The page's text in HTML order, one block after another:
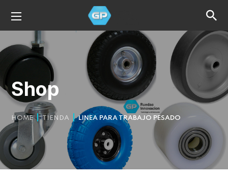
Shop
HOME TIENDA LINEA PARA TRABAJO PESADO